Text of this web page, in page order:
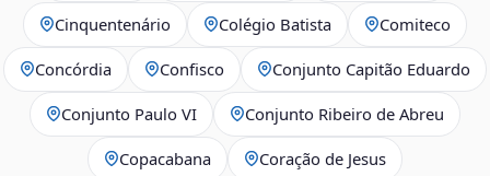
Cinquentenário Colégio Batista Comiteco
Concórdia Confisco Conjunto Capitão Eduardo
Conjunto Paulo VI Conjunto Ribeiro de Abreu
Copacabana Coração de Jesus